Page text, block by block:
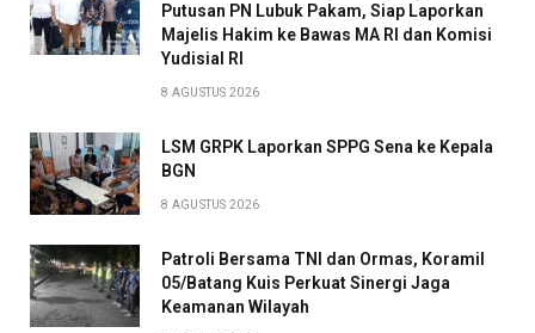
Putusan PN Lubuk Pakam, Siap Laporkan
Majelis Hakim ke Bawas MA RI dan Komisi
Yudisial RI
8 AGUSTUS 2026
LSM GRPK Laporkan SPPG Sena ke Kepala
BGN
8 AGUSTUS 2026
Patroli Bersama TNI dan Ormas, Koramil
05/Batang Kuis Perkuat Sinergi Jaga
Keamanan Wilayah